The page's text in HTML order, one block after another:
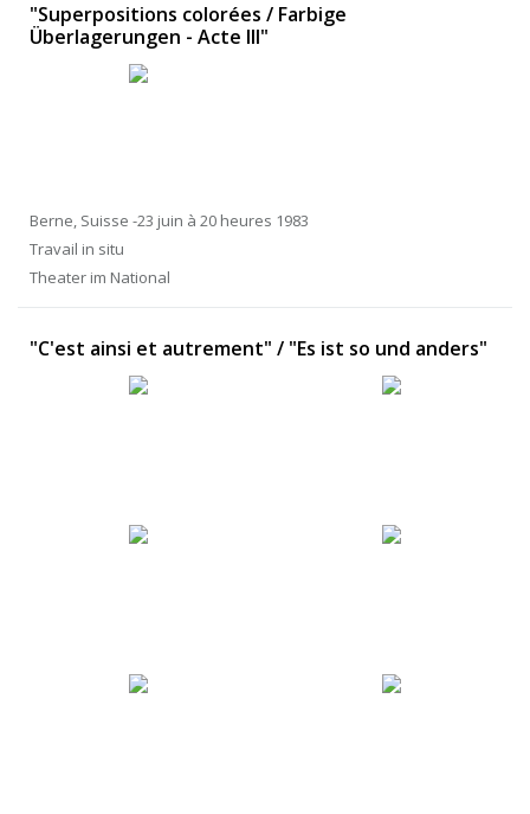
"Superpositions colorées / Farbige
Überlagerungen - Acte III"
Berne, Suisse -23 juin à 20 heures 1983
Travail in situ
Theater im National
"C'est ainsi et autrement" / "Es ist so und anders"